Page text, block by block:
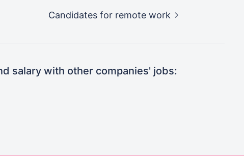
Candidates for remote work
salary with other companies' jobs: